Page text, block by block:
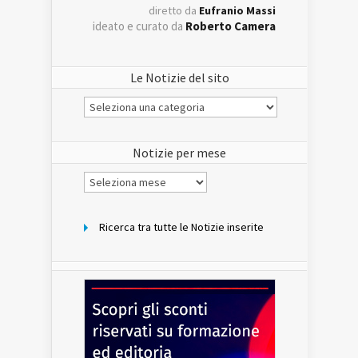
diretto da Eufranio Massi
ideato e curato da Roberto Camera
Le Notizie del sito
Le
Notizie
Notizie per mese
Notizie
per
Ricerca tra tutte le Notizie inserite